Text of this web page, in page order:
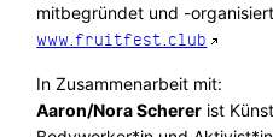
mitbegründet und -
www.fruitfest.club
In Zusammenarbeit mit:
Aaron/Nora Scherer ist